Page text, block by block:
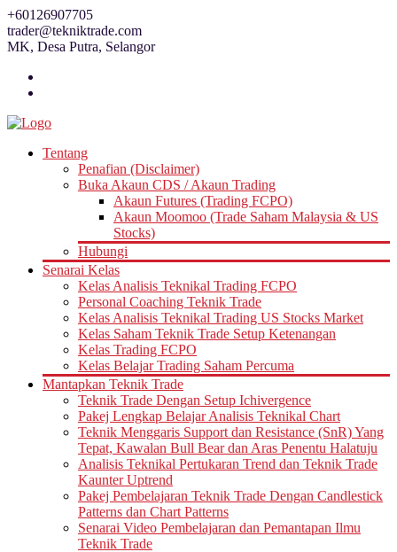
Skip
to
content
+60126907705
trader@tekniktrade.com
MK, Desa Putra, Selangor
Tentang
Penafian (Disclaimer)
Buka Akaun CDS / Akaun Trading
Akaun Futures (Trading FCPO)
Akaun Moomoo (Trade Saham Malaysia & US
Stocks)
Hubungi
Senarai Kelas
Kelas Analisis Teknikal Trading FCPO
Personal Coaching Teknik Trade
Kelas Analisis Teknikal Trading US Stocks Market
Kelas Saham Teknik Trade Setup Ketenangan
Kelas Trading FCPO
Kelas Belajar Trading Saham Percuma
Mantapkan Teknik Trade
Teknik Trade Dengan Setup Ichivergence
Pakej Lengkap Belajar Analisis Teknikal Chart
Teknik Menggaris Support dan Resistance (SnR) Yang
Tepat, Kawalan Bull Bear dan Aras Penentu Halatuju
Analisis Teknikal Pertukaran Trend dan Teknik Trade
Kaunter Uptrend
Pakej Pembelajaran Teknik Trade Dengan Candlestick
Patterns dan Chart Patterns
Senarai Video Pembelajaran dan Pemantapan Ilmu
Teknik Trade